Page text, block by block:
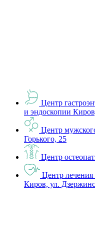
Центр
и эндоскопии
Центр
Горького, 25
Центр
Центр лечения
Киров, ул.